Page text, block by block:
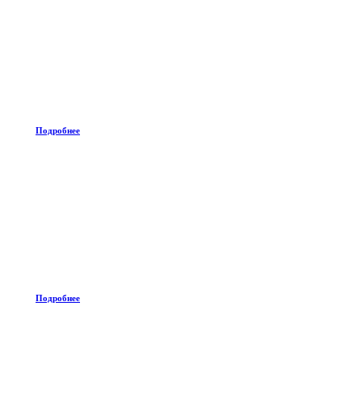
Подробнее
Подробнее